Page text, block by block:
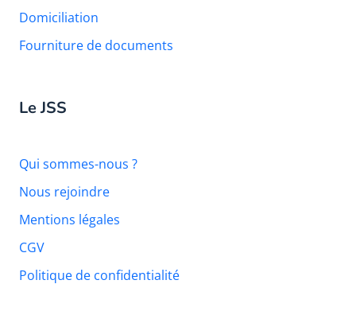
Domiciliation
Fourniture de documents
Le JSS
Qui sommes-nous ?
Nous rejoindre
Mentions légales
CGV
Politique de confidentialité